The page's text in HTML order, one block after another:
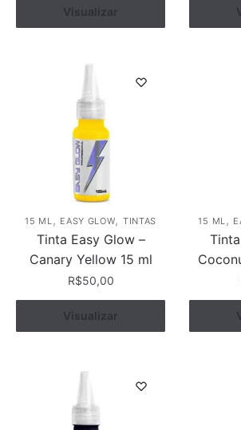
Comprar
Visualizar
15 ML, EASY GLOW, TINTAS
Tinta Easy Glow –
Canary Yellow 15 ml
R$50,00
Comprar
Visualizar
15 ML,